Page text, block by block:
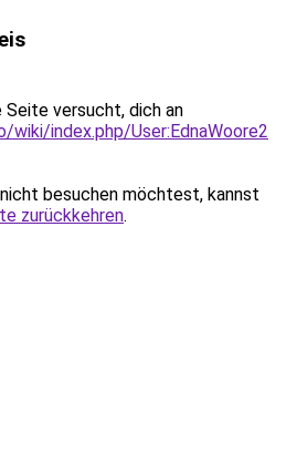
Seite versucht, dich an
wiki/index.php/User:EdnaWoore2
besuchen möchtest, kannst
zurückkehren.